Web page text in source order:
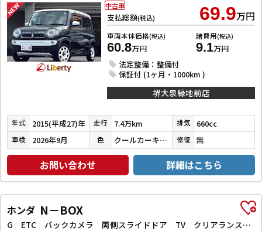
支払総額(税込) 69.9万円
車両本体価格(税込)
60.8万円
諸費用(税込)
9.1万円
法定整備：整備付
保証付 (1ヶ月・1000km )
中古車
堺大泉緑地前店
年式 2015(平成27)年 走行 7.4万km 排気 660cc
車検 2026年9月 色 クールカーキパールメタリック／ホワイト 修復 無
お問い合わせ 詳細はこちら
ホンダ N－BOX
G ETC バックカメラ 両側スライドドア TV クリアランスソナー オートクルーズコントロール レーンアシスト 衝突被害軽減システム オートライト LEDヘッドランプ スマートキー